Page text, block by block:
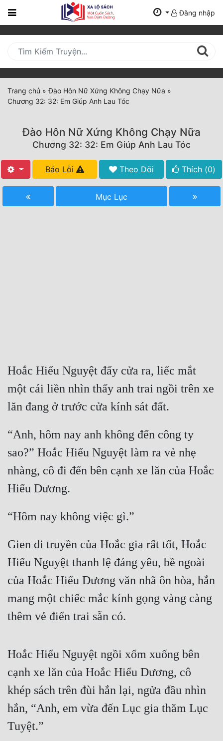
Trang
Mới
Cập
Nhật
(current)
Thể Loại
Tất Cả
Hoàn Thành
Cung Đấu
Cổ Tiên Hiệp
Cổ Đại
Du Hí
Dã Sử
Dị Giới
Góc Nhìn Nam
Góc Nhìn Nữ
Huyền Huyễn
Huyền Ảo
Hài Hước
Hệ Thống
Học Đường
Khoa Huyễn
Đăng nhập
Trang chủ »Đào Hôn Nữ Xứng Không Chạy Nữa »
Chương 32: 32: Em Giúp Anh Lau Tóc
Đào Hôn Nữ Xứng Không Chạy Nữa
Chương 32: 32: Em Giúp Anh Lau Tóc
Báo Lỗi Theo Dõi Thích (0)
Mục Lục
Hoắc Hiểu Nguyệt đẩy cửa ra, liếc mắt
một cái liền nhìn thấy anh trai ngồi trên xe
lăn đang ở trước cửa kính sát đất.
“Anh, hôm nay anh không đến công ty
sao?” Hoắc Hiểu Nguyệt làm ra vẻ nhẹ
nhàng, cô đi đến bên cạnh xe lăn của Hoắc
Hiểu Dương.
“Hôm nay không việc gì.”
Gien di truyền của Hoắc gia rất tốt, Hoắc
Hiểu Nguyệt thanh lệ đáng yêu, bề ngoài
của Hoắc Hiểu Dương văn nhã ôn hòa, hắn
mang một chiếc mắc kính gọng vàng càng
thêm vẻ điển trai sẵn có.
Hoắc Hiểu Nguyệt ngồi xổm xuống bên
cạnh xe lăn của Hoắc Hiểu Dương, cô
khép sách trên đùi hắn lại, ngửa đầu nhìn
hắn, “Anh, em vừa đến Lục gia thăm Lục
Tuyệt.”